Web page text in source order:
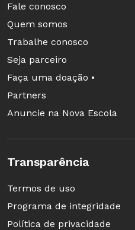
Fale conosco
Quem somos
Trabalhe conosco
Seja parceiro
Faça uma doação •
Partners
Anuncie na Nova Escola
Transparência
Termos de uso
Programa de integridade
Política de privacidade